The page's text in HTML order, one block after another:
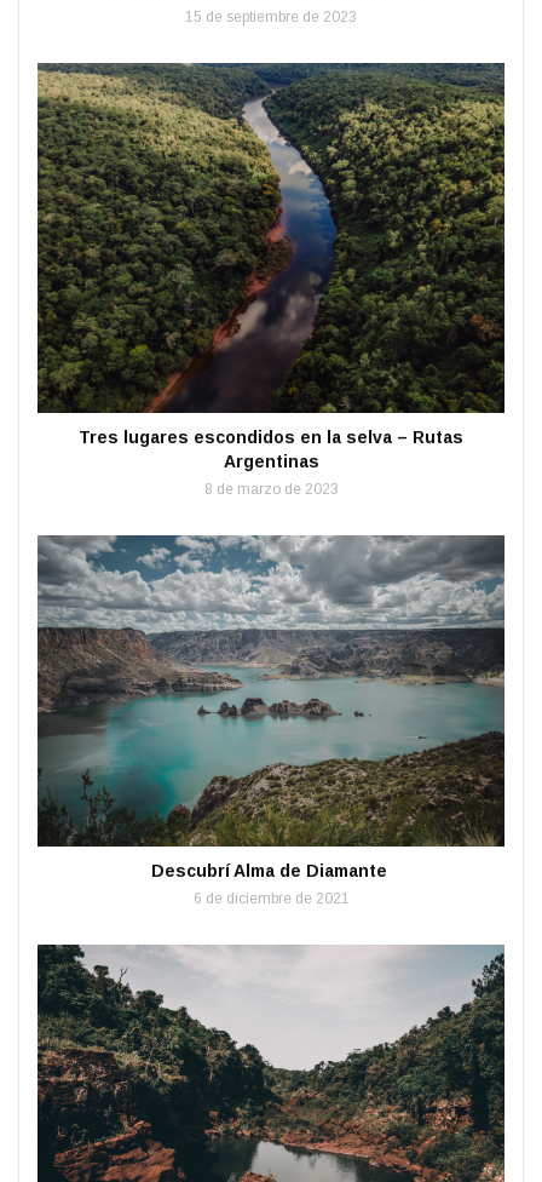
15 de septiembre de 2023
Tres lugares escondidos en la selva – Rutas
Argentinas
8 de marzo de 2023
Descubrí Alma de Diamante
6 de diciembre de 2021